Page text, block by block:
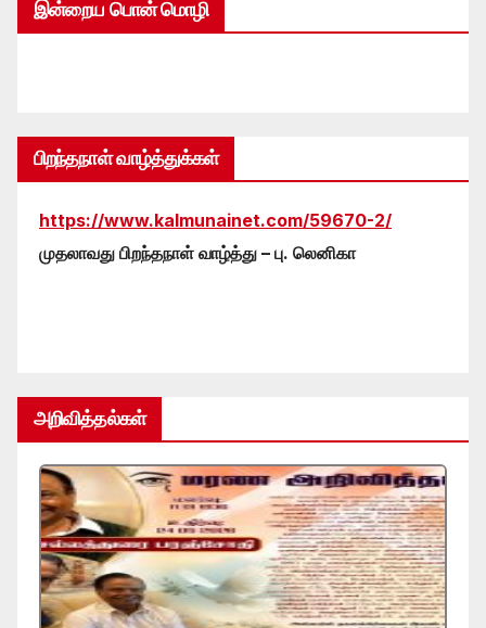
இன்றைய பொன் மொழி
பிறந்தநாள் வாழ்த்துக்கள்
https://www.kalmunainet.com/59670-2/
முதலாவது பிறந்தநாள் வாழ்த்து – பு. லெனிகா
அறிவித்தல்கள்